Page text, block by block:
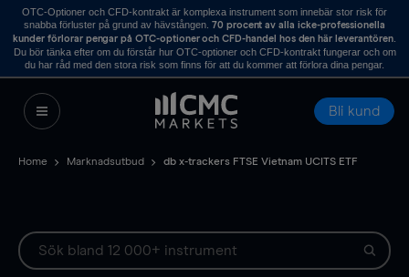
OTC-Optioner och CFD-kontrakt är komplexa instrument som innebär stor risk för
snabba förluster på grund av hävstången. 70 procent av alla icke-professionella
kunder förlorar pengar på OTC-optioner och CFD-handel hos den här leverantören.
Du bör tänka efter om du förstår hur OTC-optioner och CFD-kontrakt fungerar och om
du har råd med den stora risk som finns för att du kommer att förlora dina pengar.
Bli kund
Home Marknadsutbud db x-trackers FTSE Vietnam UCITS ETF